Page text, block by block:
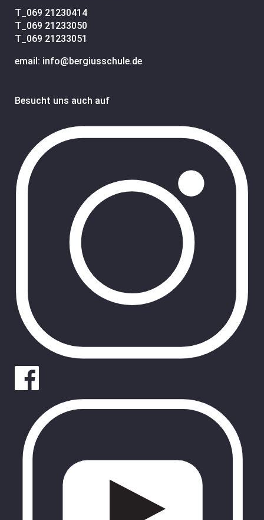
T_ 069 21230414
T_ 069 21233050
T_ 069 21233051
email: info@bergiusschule.de
Besucht uns auch auf